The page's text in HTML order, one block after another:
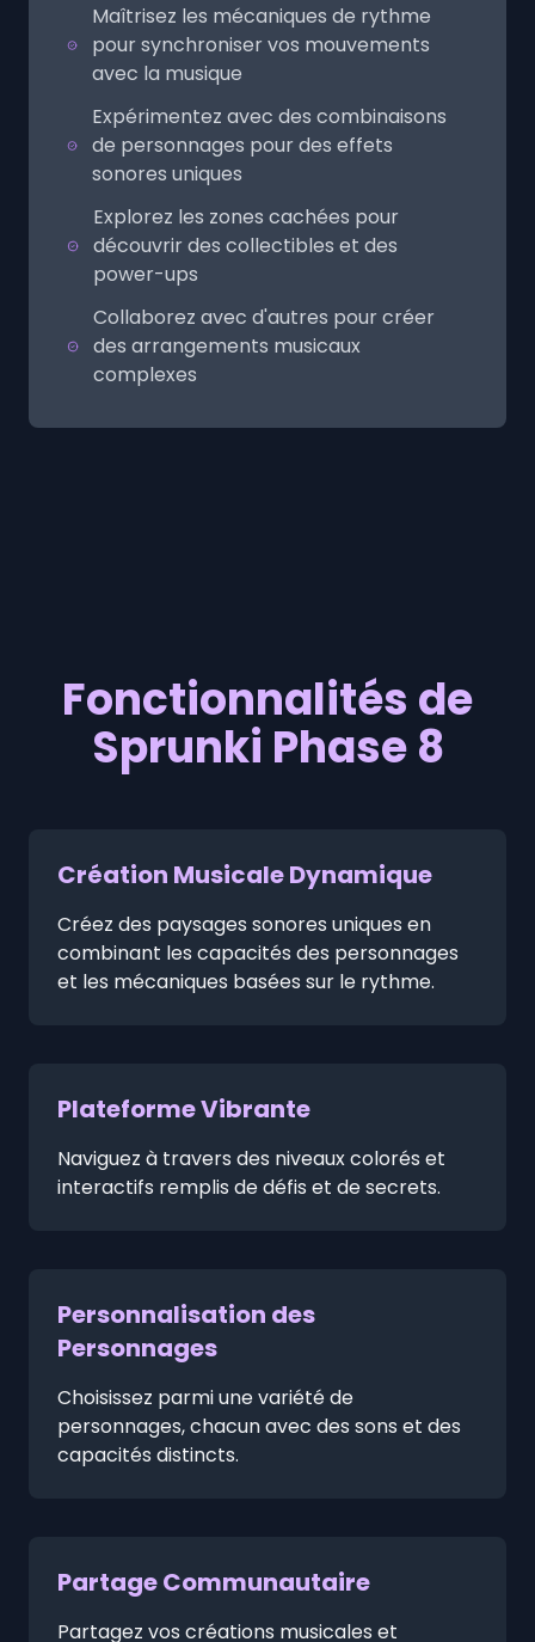
Maîtrisez les mécaniques de rythme
pour synchroniser vos mouvements
avec la musique
Expérimentez avec des combinaisons
de personnages pour des effets
sonores uniques
Explorez les zones cachées pour
découvrir des collectibles et des
power-ups
Collaborez avec d'autres pour créer
des arrangements musicaux
complexes
Fonctionnalités de
Sprunki Phase 8
Création Musicale Dynamique
Créez des paysages sonores uniques en
combinant les capacités des personnages
et les mécaniques basées sur le rythme.
Plateforme Vibrante
Naviguez à travers des niveaux colorés et
interactifs remplis de défis et de secrets.
Personnalisation des
Personnages
Choisissez parmi une variété de
personnages, chacun avec des sons et des
capacités distincts.
Partage Communautaire
Partagez vos créations musicales et